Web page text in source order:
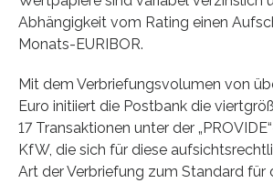
Abhängigkeit vom Rating einen
Monats-EURIBOR.
Mit dem Verbriefungsvolumen von
Euro initiiert die Postbank die
17 Transaktionen unter der
KfW, die sich für diese
Art der Verbriefung zum Standard für